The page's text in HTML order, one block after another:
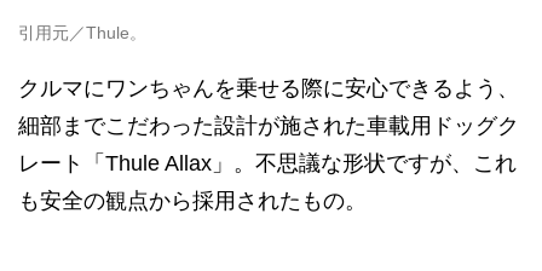
引用元／Thule。
クルマにワンちゃんを乗せる際に安心できるよう、
細部までこだわった設計が施された車載用ドッグク
レート「Thule Allax」。不思議な形状ですが、これ
も安全の観点から採用されたもの。